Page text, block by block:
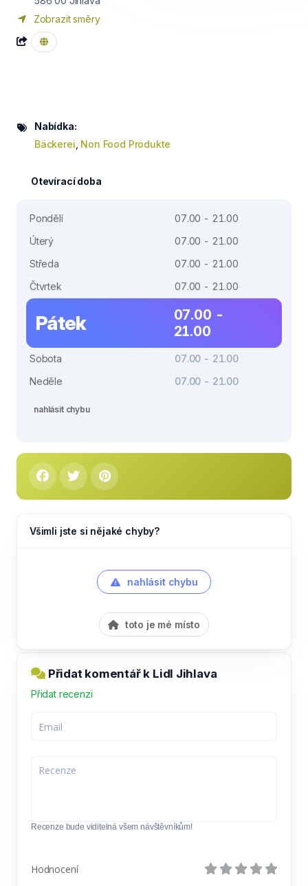
Zobrazit směry
Nabídka:
Bäckerei Non Food Produkte
Otevírací doba
Pondělí
07.00 - 21.00
Úterý
07.00 - 21.00
Středa
07.00 - 21.00
Čtvrtek
07.00 - 21.00
Pátek
07.00 -
21.00
Sobota
07.00 - 21.00
Neděle
07.00 - 21.00
nahlásit chybu
Všimli jste si nějaké chyby?
nahlásit chybu
toto je mé místo
Přidat komentář k Lidl Jihlava
Přidat recenzi
Recenze bude viditelná všem návštěvníkům!
Hodnocení